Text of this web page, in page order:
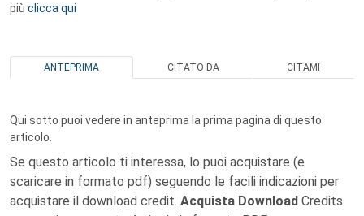
più clicca qui
ANTEPRIMA CITATO DA CITAMI
Qui sotto puoi vedere in anteprima la prima pagina di questo
articolo.
Se questo articolo ti interessa, lo puoi acquistare (e
scaricare in formato pdf) seguendo le facili indicazioni per
acquistare il download credit. Acquista Download Credits